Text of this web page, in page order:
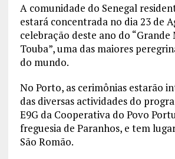
A comunidade do Senegal
estará concentrada no dia 23 de
celebração deste ano do “Grande
Touba”, uma das maiores
do mundo.
No Porto, as cerimônias estarão
das diversas actividades do
E9G da Cooperativa do Povo
freguesia de Paranhos, e tem
São Romão.